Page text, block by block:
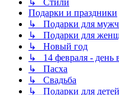
↳ Стили
Подарки и праздники
↳ Подарки для
↳ Подарки для
↳ Новый год
↳ 14 февраля - день
↳ Пасха
↳ Свадьба
↳ Подарки для детей